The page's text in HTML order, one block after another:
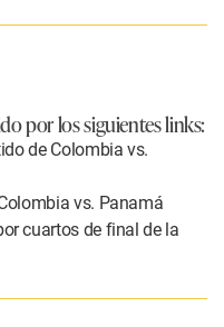
por los siguientes links:
de Colombia vs.
vs. Panamá
cuartos de final de la